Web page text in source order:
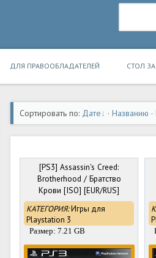
ДЛЯ ПРАВООБЛАДАТЕЛЕЙ СТОЛ
Сортировать по: Дате · Названию ·
[PS3] Assassin's Creed:
Brotherhood / Братство
Крови [ISO] [EUR/RUS]
КАТЕГОРИЯ:Игры для
Playstation 3
Размер: 7.21 GB